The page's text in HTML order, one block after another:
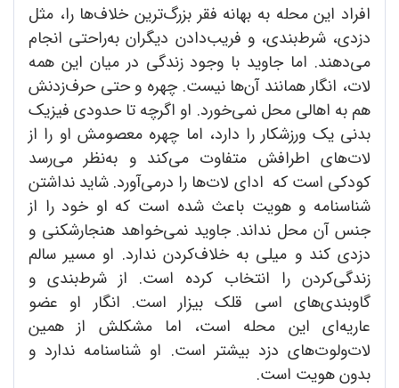
افراد این محله به بهانه فقر بزرگ‌ترین خلاف‌ها را، مثل
دزدی، شرط‌بندی، و فریب‌دادن دیگران به‌راحتی انجام
می‌دهند. اما جاوید با وجود زندگی در میان این همه
لات، انگار همانند آن‌ها نیست. چهره و حتی حرف‌زدنش
هم به اهالی محل نمی‌خورد. او اگرچه تا حدودی فیزیک
بدنی یک ورزشکار را دارد، اما چهره معصومش او را از
لات‌های اطرافش متفاوت می‌کند و به‌نظر می‌رسد
کودکی است که ادای لات‌ها را درمی‌آورد. شاید نداشتن
شناسنامه و هویت باعث شده است که او خود را از
جنس آن محل نداند. جاوید نمی‌خواهد هنجارشکنی و
دزدی کند و میلی به خلاف‌کردن ندارد. او مسیر سالم
زندگی‌کردن را انتخاب کرده است. از شرط‌بندی و
گاوبندی‌های اسی قلک بیزار است. انگار او عضو
عاریه‌ای این محله است، اما مشکلش از همین
لات‌ولوت‌های دزد بیشتر است. او شناسنامه ندارد و
بدون هویت است.